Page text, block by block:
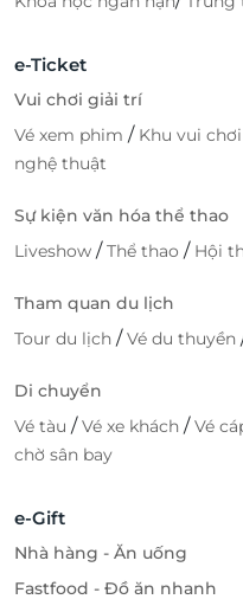
e-Ticket
Vui chơi giải trí
Vé xem phim / Khu vui chơi
nghệ thuật
Sự kiện văn hóa thể thao
Liveshow /Thể thao / Hội
Tham quan du lịch
Tour du lịch /Vé du thuyền
Di chuyển
Vé tàu /Vé xe khách /Vé
chờ sân bay
e-Gift
Nhà hàng - Ăn uống
Fastfood - Đồ ăn nhanh